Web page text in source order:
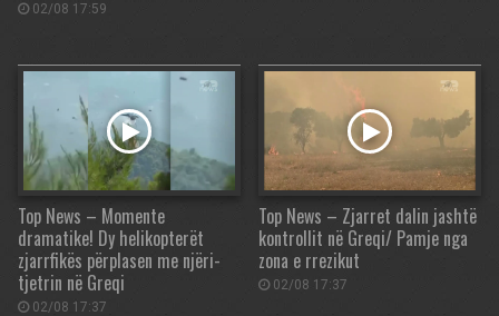
02/08 17:59
Top News – Momente
dramatike! Dy helikopterët
zjarrfikës përplasen me njëri-
tjetrin në Greqi
02/08 17:37
Top News – Zjarret dalin jashtë
kontrollit në Greqi/ Pamje nga
zona e rrezikut
02/08 17:37